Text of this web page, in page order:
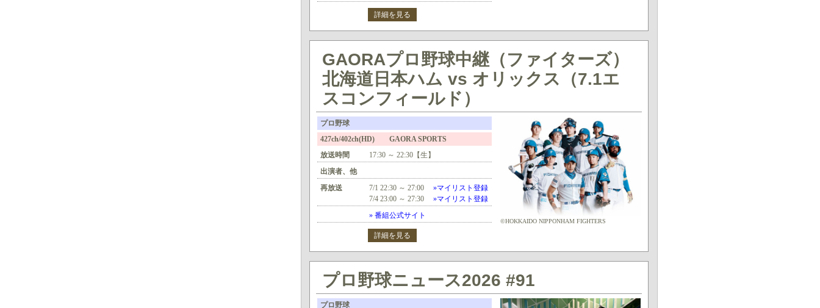
詳細を見る
GAORAプロ野球中継（ファイターズ）
北海道日本ハム vs オリックス（7.1エ
スコンフィールド）
プロ野球
427ch/402ch(HD) GAORA SPORTS
放送時間
17:30 ～ 22:30【生】
出演者、他
再放送
7/1 22:30 ～ 27:00
»マイリスト登録
7/4 23:00 ～ 27:30
»マイリスト登録
» 番組公式サイト
詳細を見る
©HOKKAIDO NIPPONHAM FIGHTERS
プロ野球ニュース2026 #91
プロ野球